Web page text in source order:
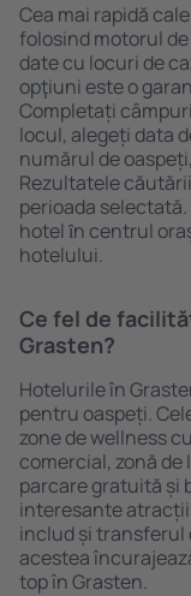
Cea mai rapidă
folosind motorul
date cu locuri de
opţiuni este o
Completați
locul, alegeți data
numărul de
Rezultatele
perioada
hotel ȋn centrul
hotelului.
Ce fel de
Grasten?
Hotelurile în
pentru oaspeți.
zone de wellness
comercial, zonă de
parcare gratuită și
interesante
includ și transferul
acestea
top în Grasten.